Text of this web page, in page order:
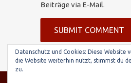
Beiträge via E-Mail.
Datenschutz und Cookies: Diese Website
die Website weiterhin nutzt, stimmst du
zu.